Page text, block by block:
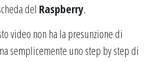
del Raspberry.
video non ha la presunzione di
semplicemente uno step by step di